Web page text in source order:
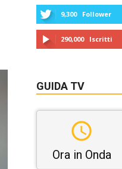
9,300 Follower
290,000 Iscritti
GUIDA TV
Ora in Onda